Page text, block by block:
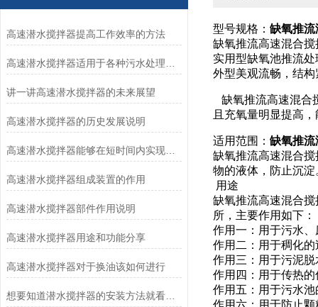
高速潜水搅拌器提高工作效率的方法
讲一讲高速潜水搅拌器的未来展望
高速潜水搅拌器的历史发展说明
高速潜水搅拌器能够在短时间内实现高强度的搅拌和混合
高速潜水搅拌器组成装置的作用
高速潜水搅拌器部件作用说明
高速潜水搅拌器用途和功能分享
高速潜水搅拌器对于换油该如何进行
想要知道潜水搅拌器的安装方法就看看这些吧
型号规格： 缺氧推流
缺氧推流高速混合搅
实用型缺氧池推流
外型美观流畅，结构
缺氧推流高速混合
且充氧量明显提高
适用范围： 缺氧推流
缺氧推流高速混合
物的液体，防止沉淀
用途
缺氧推流高速混合
所，主要作用如下：
作用一：用于污水
作用二：用于稠化的
作用三：用于
作用四：用于传热的
作用五：用于
作用六：用于防止